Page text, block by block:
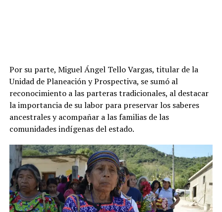
Por su parte, Miguel Ángel Tello Vargas, titular de la
Unidad de Planeación y Prospectiva, se sumó al
reconocimiento a las parteras tradicionales, al destacar
la importancia de su labor para preservar los saberes
ancestrales y acompañar a las familias de las
comunidades indígenas del estado.